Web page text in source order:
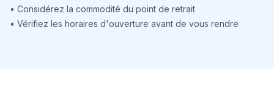
• Considérez la commodité du point de retrait
• Vérifiez les horaires d'ouverture avant de vous rendre